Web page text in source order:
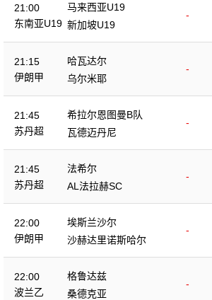
21:00
东南亚U19
马来西亚U19
-
新加坡U19
21:15
伊朗甲
哈瓦达尔
-
乌尔米耶
21:45
苏丹超
希拉尔恩图曼B队
-
瓦德迈丹尼
21:45
苏丹超
法希尔
-
AL法拉赫SC
22:00
伊朗甲
埃斯兰沙尔
-
沙赫达里诺斯哈尔
22:00
波兰乙
格鲁达兹
-
桑德克亚